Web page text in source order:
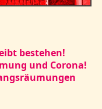
bestehen!
und Corona!